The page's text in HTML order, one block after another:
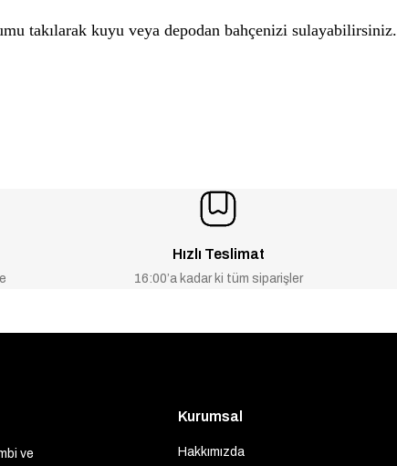
takılarak kuyu veya depodan bahçenizi sulayabilirsiniz.
Hızlı Teslimat
16:00’a kadar ki tüm siparişler
ve
Kurumsal
Hakkımızda